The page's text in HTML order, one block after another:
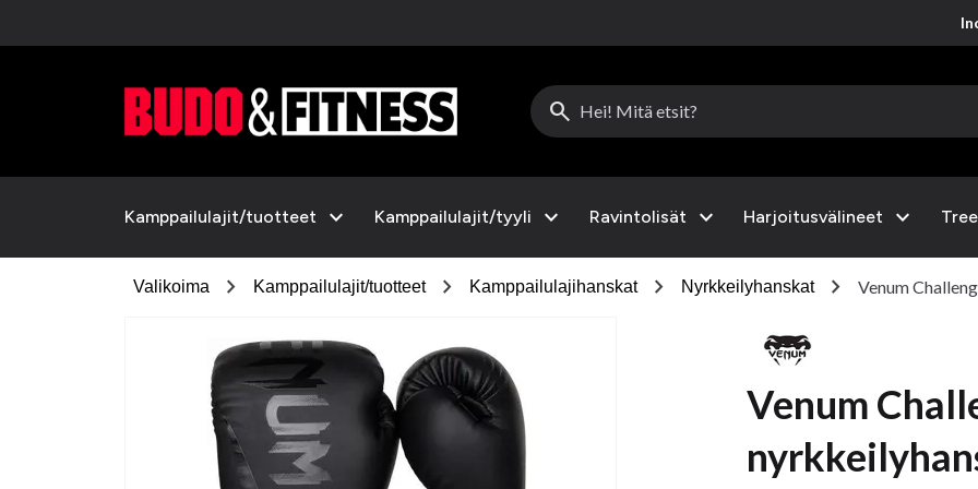
search
Kamppailulajit/tuotteet expand_more Kamppailulajit/tyyli expand_more Ravintolisät expand_more Harjoitusvälineet expand_more
Valikoima chevron_right Kamppailulajit/tuotteet chevron_right Kamppailulajihanskat chevron_right Nyrkkeilyhanskat chevron_right Venum
Venum